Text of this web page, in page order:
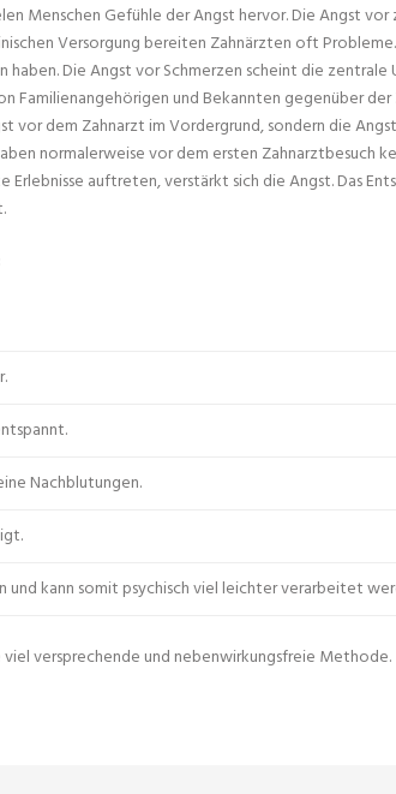
Menschen Gefühle der Angst hervor. Die Angst
Versorgung bereiten Zahnärzten oft
Die Angst vor Schmerzen scheint die zentrale
Familienangehörigen und Bekannten gegenüber
vor dem Zahnarzt im Vordergrund, sondern die
normalerweise vor dem ersten Zahnarztbesuch
auftreten, verstärkt sich die Angst. Das
Nachblutungen.
und kann somit psychisch viel leichter verarbeitet
versprechende und nebenwirkungsfreie Methode.